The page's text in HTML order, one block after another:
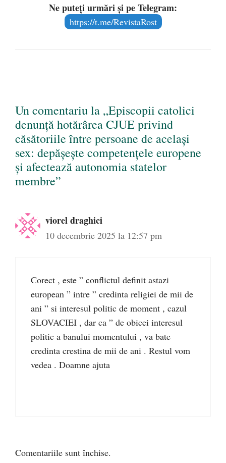
Ne puteți urmări și pe Telegram:
https://t.me/RevistaRost
Un comentariu la „Episcopii catolici
denunță hotărârea CJUE privind
căsătoriile între persoane de același
sex: depășește competențele europene
și afectează autonomia statelor
membre”
viorel draghici
10 decembrie 2025 la 12:57 pm
Corect , este ” conflictul definit astazi
european ” intre ” credinta religiei de mii de
ani ” si interesul politic de moment , cazul
SLOVACIEI , dar ca ” de obicei interesul
politic a banului momentului , va bate
credinta crestina de mii de ani . Restul vom
vedea . Doamne ajuta
Comentariile sunt închise.